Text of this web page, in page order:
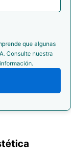
que algunas
Consulte nuestra